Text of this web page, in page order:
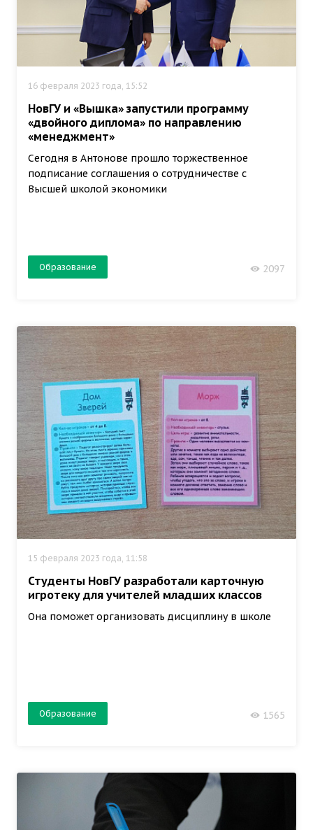
16 февраля 2023 года, 15:52
НовГУ и «Вышка» запустили программу
«двойного диплома» по направлению
«менеджмент»
Сегодня в Антонове прошло торжественное
подписание соглашения о сотрудничестве с
Высшей школой экономики
Образование 2097
15 февраля 2023 года, 11:58
Студенты НовГУ разработали карточную
игротеку для учителей младших классов
Она поможет организовать дисциплину в школе
Образование 1565